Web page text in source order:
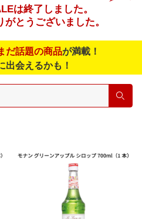
は終了しました。
とうございました。
だ話題の商品が満載！
出会えるかも！
検索